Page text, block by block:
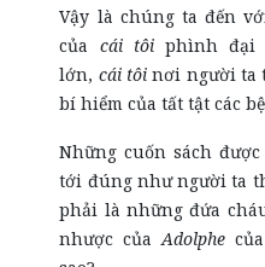
Vậy là chúng ta đến
của cái tôiphình đại
lớn, cái tôi nơi người ta
bí hiểm của tất tật các
Những cuốn sách
tới đúng như người ta
phải là những đứa
nhược củaAdolphe